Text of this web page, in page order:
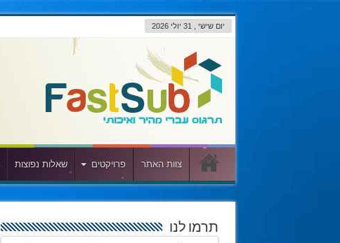
יום שישי , 31 יולי 2026
צוות האתר פרויקטים שאלות נפוצות
תרמו לנו